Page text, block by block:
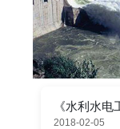
《水利水
2018-02-05